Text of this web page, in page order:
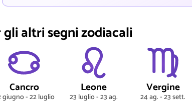
altri segni zodiacali
Cancro
giugno - 22 luglio
Leone
23 luglio - 23 ag.
Vergine
24 ag. - 23 sett.